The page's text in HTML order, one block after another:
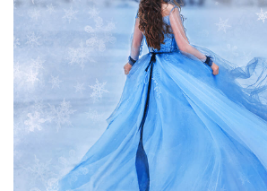
Entire Collection
(1783 Overlays)
Large 6000*4000px
Descarga gratis